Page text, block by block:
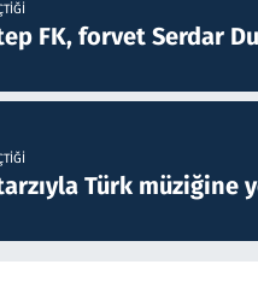
FK, forvet Serdar
Türk müziğine